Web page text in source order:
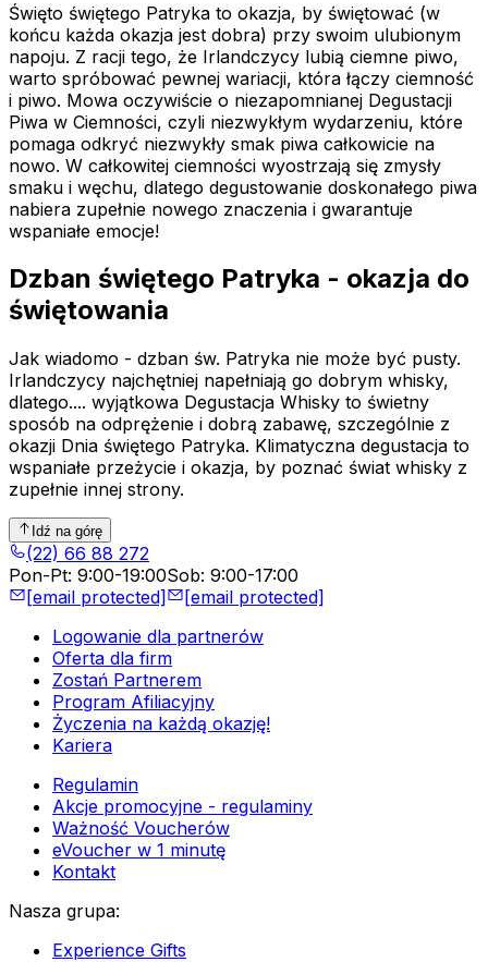
Święto świętego Patryka to okazja, by świętować (w
końcu każda okazja jest dobra) przy swoim ulubionym
napoju. Z racji tego, że Irlandczycy lubią ciemne piwo,
warto spróbować pewnej wariacji, która łączy ciemność
i piwo. Mowa oczywiście o niezapomnianej Degustacji
Piwa w Ciemności, czyli niezwykłym wydarzeniu, które
pomaga odkryć niezwykły smak piwa całkowicie na
nowo. W całkowitej ciemności wyostrzają się zmysły
smaku i węchu, dlatego degustowanie doskonałego piwa
nabiera zupełnie nowego znaczenia i gwarantuje
wspaniałe emocje!
Dzban świętego Patryka - okazja do
świętowania
Jak wiadomo - dzban św. Patryka nie może być pusty.
Irlandczycy najchętniej napełniają go dobrym whisky,
dlatego.... wyjątkowa Degustacja Whisky to świetny
sposób na odprężenie i dobrą zabawę, szczególnie z
okazji Dnia świętego Patryka. Klimatyczna degustacja to
wspaniałe przeżycie i okazja, by poznać świat whisky z
zupełnie innej strony.
Idź na górę
(22) 66 88 272
Pon-Pt: 9:00-19:00Sob: 9:00-17:00
[email protected]
[email protected]
Logowanie dla partnerów
Oferta dla firm
Zostań Partnerem
Program Afiliacyjny
Życzenia na każdą okazję!
Kariera
Regulamin
Akcje promocyjne - regulaminy
Ważność Voucherów
eVoucher w 1 minutę
Kontakt
Nasza grupa:
Experience Gifts